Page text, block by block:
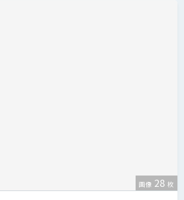
画像 28 枚